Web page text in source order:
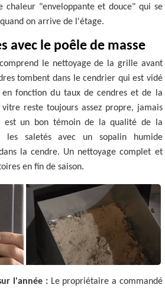
chaleur "enveloppante et douce" qui se
on arrive de l'étage.
avec le poêle de masse
le nettoyage de la grille avant
tombent dans le cendrier qui est vidé
en fonction du taux de cendres et de la
reste toujours assez propre, jamais
est un bon témoin de la qualité de la
les saletés avec un sopalin humide
la cendre. Un nettoyage complet et
en fin de saison.
l'année :Le propriétaire a commandé